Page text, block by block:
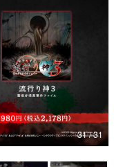
ゲームにまつわる言葉
ター文化史研究家・タ
31 / 31